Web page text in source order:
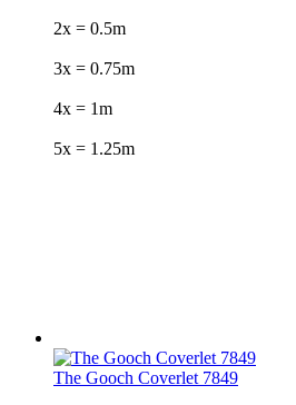
2x = 0.5m
3x = 0.75m
4x = 1m
5x = 1.25m
The Gooch Coverlet 7849